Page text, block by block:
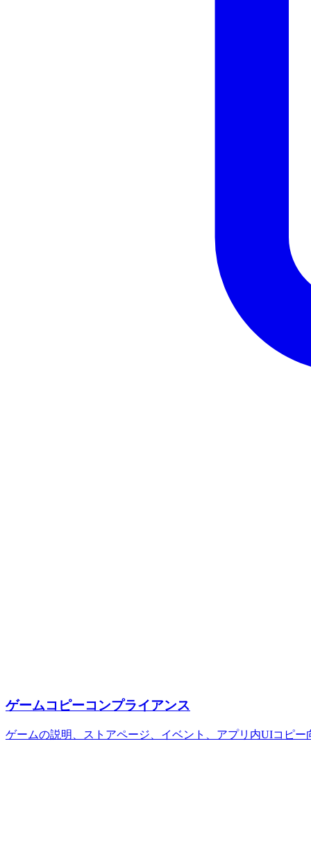
ゲームコピーコンプライアンス
ゲームの説明、ストアページ、イベント、アプリ内UIコピ